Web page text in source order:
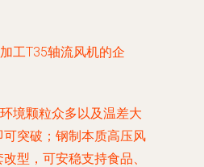
工T35轴流风机的企
境颗粒众多以及温差大
突破；钢制本质高压风
型，可安稳支持食品、